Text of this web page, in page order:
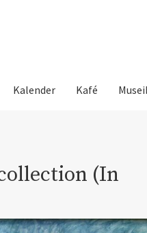
Kalender Kafé
(In